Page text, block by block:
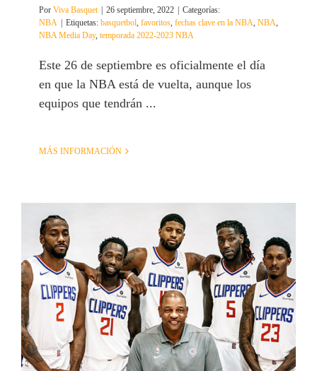
Por Viva Basquet | 26 septiembre, 2022 | Categorías:
NBA | Etiquetas: basquetbol favoritos fechas clave en la NBA NBA
NBA Media Day, temporada 2022-2023 NBA
Este 26 de septiembre es oficialmente el día
en que la NBA está de vuelta, aunque los
equipos que tendrán ...
MÁS INFORMACIÓN